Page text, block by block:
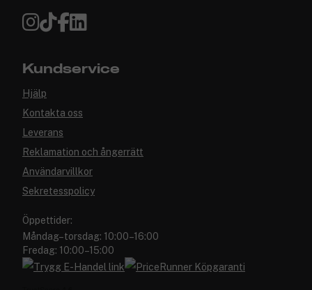
Kundservice
Hjälp
Kontakta oss
Leverans
Reklamation och ångerrätt
Användarvillkor
Sekretesspolicy
Öppettider:
Måndag–torsdag: 10:00–16:00
Fredag: 10:00–15:00